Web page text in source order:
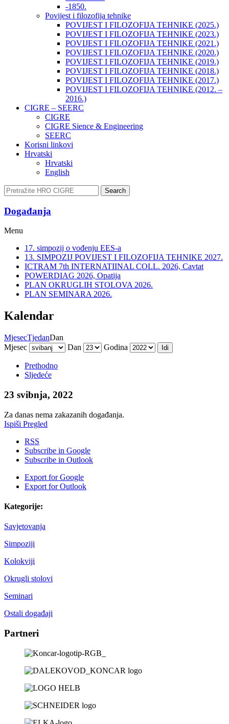
-1850.
Povijest i filozofija tehnike
POVIJEST I FILOZOFIJA TEHNIKE (2025.)
POVIJEST I FILOZOFIJA TEHNIKE (2023.)
POVIJEST I FILOZOFIJA TEHNIKE (2021.)
POVIJEST I FILOZOFIJA TEHNIKE (2020.)
POVIJEST I FILOZOFIJA TEHNIKE (2019.)
POVIJEST I FILOZOFIJA TEHNIKE (2018.)
POVIJEST I FILOZOFIJA TEHNIKE (2017.)
POVIJEST I FILOZOFIJA TEHNIKE (2012. –
2016.)
CIGRE – SEERC
CIGRE
CIGRE Sience & Engineering
SEERC
Korisni linkovi
Hrvatski
Hrvatski
English
Search
Događanja​
Menu
17. simpozij o vođenju EES-a
13. SIMPOZIJ POVIJEST I FILOZOFIJA TEHNIKE 2027.
ICTRAM 7th INTERNATIINAL COLL. 2026, Cavtat
POWERDIAG 2026, Opatija
PLAN OKRUGLIH STOLOVA 2026.
PLAN SEMINARA 2026.
Kalendar
MjesecTjedanDan
Mjesec
Dan Godina
Prethodno
Sljedeće
23 svibnja, 2022
Za danas nema zakazanih događanja.
Ispiši Pregled
RSS
Subscribe in Google
Subscribe in Outlook
Export forGoogle
Export forOutlook
Kategorije:
Savjetovanja
Simpoziji
Kolokviji
Okrugli stolovi
Seminari
Ostali događaji
Partneri